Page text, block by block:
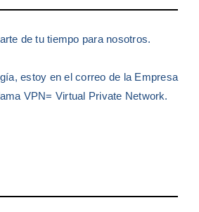
de tu tiempo para nosotros.
estoy en el correo de la Empresa
VPN= Virtual Private Network.